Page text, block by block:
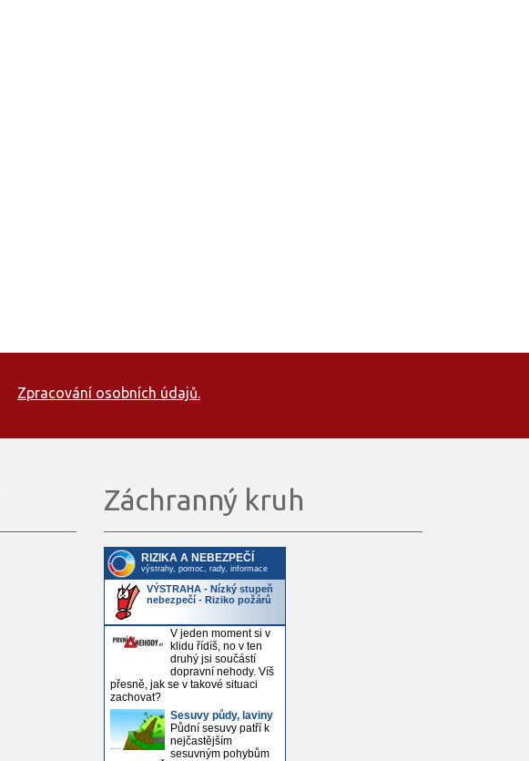
Zpracování osobních údajů.
Záchranný kruh